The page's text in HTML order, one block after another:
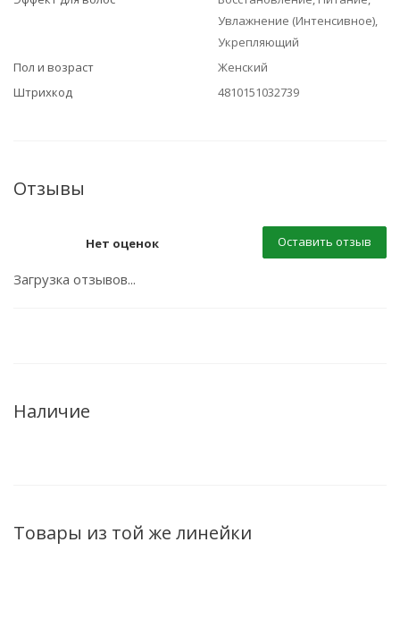
Увлажнение (Интенсивное),
Укрепляющий
Пол и возраст
Женский
Штрихкод
4810151032739
Отзывы
Нет оценок Оставить отзыв
Загрузка отзывов...
Наличие
Товары из той же линейки